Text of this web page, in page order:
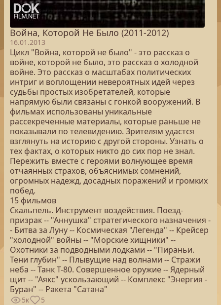
Война, Которой Не Было (2011-2012)
16.01.2013
Цикл "Война, которой не было" - это рассказ о
войне, которой не было, это рассказ о холодной
войне. Это рассказ о масштабах политических
интриг и воплощении невероятных идей через
судьбы простых изобретателей, которые
напрямую были связаны с гонкой вооружений. В
фильмах использованы уникальные
рассекреченные материалы, которые раньше не
показывали по телевидению. Зрителям удастся
взглянуть на историю с другой стороны. Узнать о
тех фактах, о которых никто до сих пор не знал.
Пережить вместе с героями волнующее время
отчаянных страхов, объяснимых сомнений,
огромных надежд, досадных поражений и громких
побед.
15 фильмов
Скальпель. Инструмент воздействия. Поезд-
призрак -- "Аннушка" стратегического назначения -
- Битва за Луну -- Космическая "Легенда" -- Крейсер
"холодной" войны -- "Морские хищники" --
Охотники за подводными лодками -- "Пираньи.
Тени глубин" -- Плывущие над волнами -- Стражи
неба -- Танк Т-80. Совершенное оружие -- Ядерный
щит -- "Аякс" ускользающий -- Комплекс "Энергия -
Буран" -- Ракета "Сатана"
5к 5